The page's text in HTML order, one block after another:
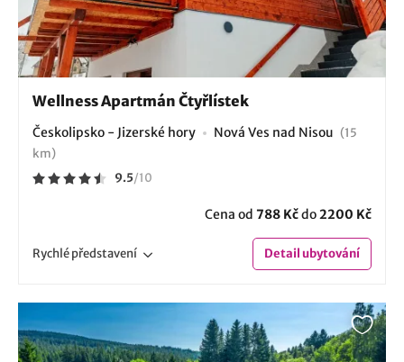
Wellness Apartmán Čtyřlístek
Českolipsko - Jizerské hory Nová Ves nad Nisou (15
km)
9.5/10
Cena od 788 Kčdo2200 Kč
Rychlépředstavení Detailubytování